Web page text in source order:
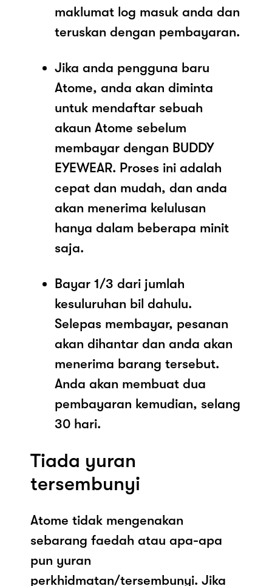
maklumat log masuk anda dan
teruskan dengan pembayaran.
Jika anda pengguna baru
Atome, anda akan diminta
untuk mendaftar sebuah
akaun Atome sebelum
membayar dengan BUDDY
EYEWEAR. Proses ini adalah
cepat dan mudah, dan anda
akan menerima kelulusan
hanya dalam beberapa minit
saja.
Bayar 1/3 dari jumlah
kesuluruhan bil dahulu.
Selepas membayar, pesanan
akan dihantar dan anda akan
menerima barang tersebut.
Anda akan membuat dua
pembayaran kemudian, selang
30 hari.
Tiada yuran
tersembunyi
Atome tidak mengenakan
sebarang faedah atau apa-apa
pun yuran
perkhidmatan/tersembunyi. Jika